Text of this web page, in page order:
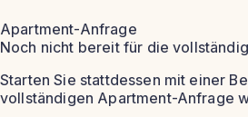
Apartment-Anfrage
Noch nicht bereit für die
Starten Sie stattdessen mit einer
vollständigen Apartment-Anfrage